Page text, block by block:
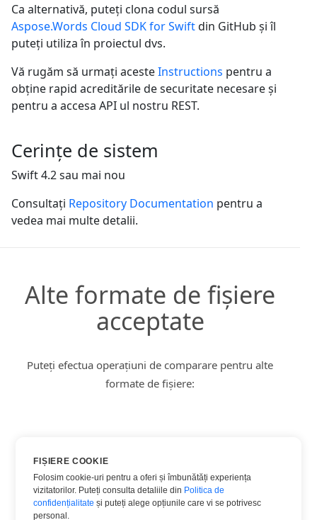
Ca alternativă, puteți clona codul sursă
Aspose.Words Cloud SDK for Swiftdin GitHub și îl
puteți utiliza în proiectul dvs.
Vă rugăm să urmați acesteInstructions pentru a
obține rapid acreditările de securitate necesare și
pentru a accesa API ul nostru REST.
Cerințe de sistem
Swift 4.2 sau mai nou
Consultați Repository Documentation pentru a
vedea mai multe detalii.
Alte formate de fișiere
acceptate
Puteți efectua operațiuni de comparare pentru alte
formate de fișiere:
Comparaţie DOCX
Comparaţie HTML
FIȘIERE COOKIE
Folosim cookie-uri pentru a oferi și îmbunătăți experiența
vizitatorilor. Puteți consulta detaliile din Politica de
confidențialitate și puteți alege opțiunile care vi se potrivesc
personal.